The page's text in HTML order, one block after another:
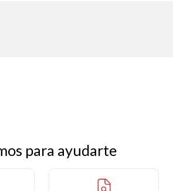
para ayudarte